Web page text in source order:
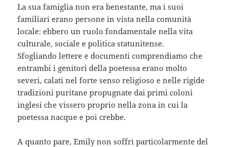
La sua famiglia non era benestante, ma i suoi
familiari erano persone in vista nella comunità
locale: ebbero un ruolo fondamentale nella vita
culturale, sociale e politica statunitense.
Sfogliando lettere e documenti comprendiamo che
entrambi i genitori della poetessa erano molto
severi, calati nel forte senso religioso e nelle rigide
tradizioni puritane propugnate dai primi coloni
inglesi che vissero proprio nella zona in cui la
poetessa nacque e poi crebbe.
A quanto pare, Emily non soffrì particolarmente del